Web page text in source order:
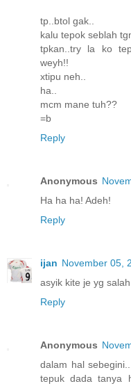
tp..btol gak..
kalu tepok seblah
tpkan..try la ko
weyh!!
xtipu neh..
ha..
mcm mane tuh??
=b
Reply
Anonymous
Ha ha ha! Adeh!
Reply
ijan November 05,
asyik kite je yg
Reply
Anonymous
dalam hal
tepuk dada tanya